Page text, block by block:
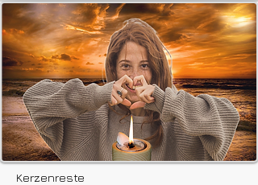
Kerzenreste